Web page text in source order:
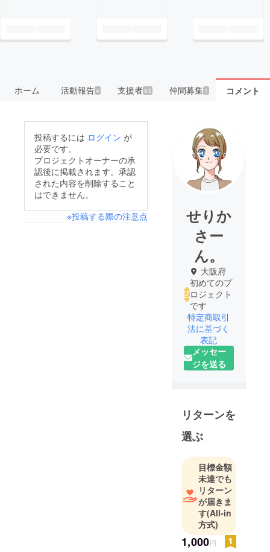
ホーム 活動報告4 支援者93 仲間募集 1 コメント
投稿するには ログイン が
必要です。
プロジェクトオーナーの承
認後に掲載されます。承認
された内容を削除すること
はできません。
※投稿する際の注意点
せりか
さー
ん。
大阪府
初めてのプ
ロジェクト
です
特定商取引
法に基づく
表記
メッセー
ジを送る
リターンを
選ぶ
目標金額
未達でも
リターン
が届きま
す(All-in
方式)
1,000円